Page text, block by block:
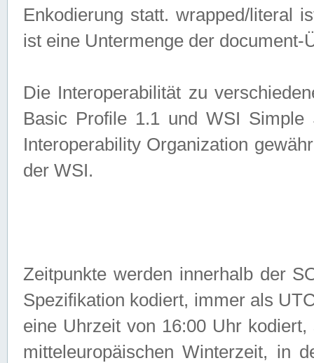
Enkodierung statt. wrapped/literal
ist eine Untermenge der
Die Interoperabilität zu
Basic Profile 1.1 und WSI
Interoperability Organization
der WSI.
Zeitpunkte werden innerhalb der
Spezifikation kodiert, immer als
eine Uhrzeit von 16:00 Uhr
mitteleuropäischen Winterzeit, in